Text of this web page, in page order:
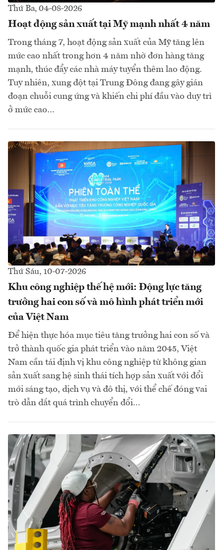
Thứ Ba, 04-08-2026
Hoạt động sản xuất tại Mỹ mạnh nhất 4 năm
Trong tháng 7, hoạt động sản xuất của Mỹ tăng lên
mức cao nhất trong hơn 4 năm nhờ đơn hàng tăng
mạnh, thúc đẩy các nhà máy tuyển thêm lao động.
Tuy nhiên, xung đột tại Trung Đông đang gây gián
đoạn chuỗi cung ứng và khiến chi phí đầu vào duy trì
ở mức cao...
Thứ Sáu, 10-07-2026
Khu công nghiệp thế hệ mới: Động lực tăng
trưởng hai con số và mô hình phát triển mới
của Việt Nam
Để hiện thực hóa mục tiêu tăng trưởng hai con số và
trở thành quốc gia phát triển vào năm 2045, Việt
Nam cần tái định vị khu công nghiệp từ không gian
sản xuất sang hệ sinh thái tích hợp sản xuất với đổi
mới sáng tạo, dịch vụ và đô thị, với thể chế đóng vai
trò dẫn dắt quá trình chuyển đổi…